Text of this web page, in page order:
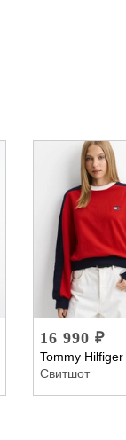
16 990 ₽
Tommy Hilfiger
Свитшот